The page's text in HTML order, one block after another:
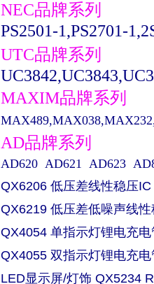
NEC品牌系列
PS2501-1,PS2701-
UTC品牌系列
MAXIM品牌系列
AD品牌系列
AD620 AD621 AD623
QX6206 低压差线性稳压IC
QX6219 低压差低噪声线
QX4054 单指示灯锂电充
QX4055 双指示灯锂电充
LED显示屏/灯饰 QX5234